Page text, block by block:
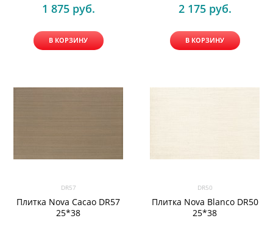
1 875 руб.
В КОРЗИНУ
2 175 руб.
В КОРЗИНУ
DR57
Плитка Nova Cacao DR57
25*38
DR50
Плитка Nova Blanco DR50
25*38